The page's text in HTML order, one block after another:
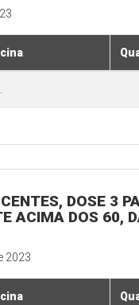
DOSE 3
ACIMA DOS 60,
2023